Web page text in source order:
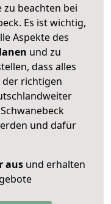
zu beachten bei
Es ist wichtig,
Aspekte des
und zu
dass alles
richtigen
und dafür
ausund erhalten